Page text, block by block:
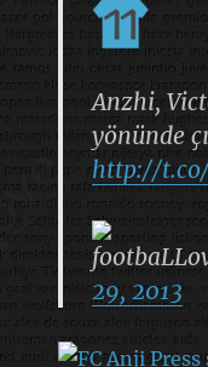
Anzhi,
yönünde
http://
29, 2013